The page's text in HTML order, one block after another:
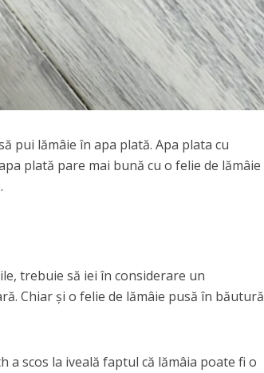
pui lămâie în apa plată. Apa plata cu
plată pare mai bună cu o felie de lămâie
trebuie să iei în considerare un
Chiar şi o felie de lămâie pusă în băutură
scos la iveală faptul că lămâia poate fi o